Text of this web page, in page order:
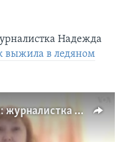
Надежда
выжила в ледяном
Мариупольский дневник: журналистка Надежда Сухорукова пишет о том, как выжила в ледяном подвале